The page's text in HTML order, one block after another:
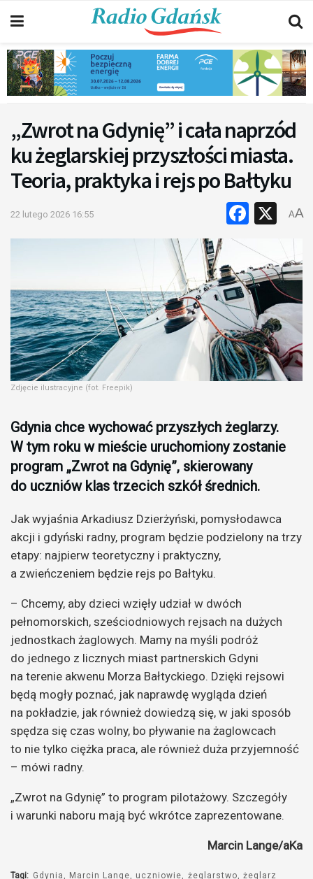
„Zwrot na Gdynię” i cała naprzód
ku żeglarskiej przyszłości miasta.
Teoria, praktyka i rejs po Bałtyku
22 lutego 2026 16:55 X
AA
Zdjęcie ilustracyjne (fot. Freepik)
Gdynia chce wychować przyszłych żeglarzy.
W tym roku w mieście uruchomiony zostanie
program „Zwrot na Gdynię”, skierowany
do uczniów klas trzecich szkół średnich.
Jak wyjaśnia Arkadiusz Dzierżyński, pomysłodawca
akcji i gdyński radny, program będzie podzielony na trzy
etapy: najpierw teoretyczny i praktyczny,
a zwieńczeniem będzie rejs po Bałtyku.
– Chcemy, aby dzieci wzięły udział w dwóch
pełnomorskich, sześciodniowych rejsach na dużych
jednostkach żaglowych. Mamy na myśli podróż
do jednego z licznych miast partnerskich Gdyni
na terenie akwenu Morza Bałtyckiego. Dzięki rejsowi
będą mogły poznać, jak naprawdę wygląda dzień
na pokładzie, jak również dowiedzą się, w jaki sposób
spędza się czas wolny, bo pływanie na żaglowcach
to nie tylko ciężka praca, ale również duża przyjemność
– mówi radny.
„Zwrot na Gdynię” to program pilotażowy. Szczegóły
i warunki naboru mają być wkrótce zaprezentowane.
Marcin Lange/aKa
Tagi: Gdynia Marcin Lange uczniowie żeglarstwo żeglarz